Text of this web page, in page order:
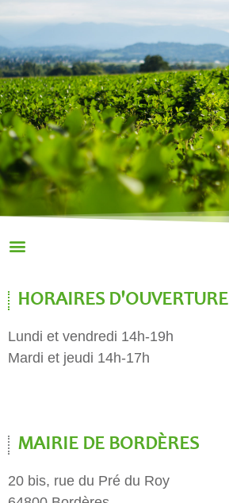
HORAIRES D'OUVERTURE
Lundi et vendredi 14h-19h
Mardi et jeudi 14h-17h
MAIRIE DE BORDÈRES
20 bis, rue du Pré du Roy